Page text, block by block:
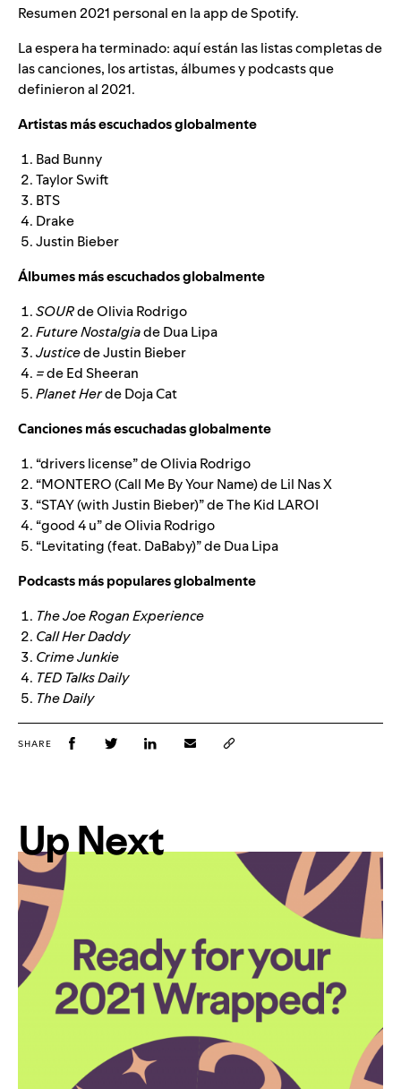
Resumen 2021 personal en la app de Spotify.
La espera ha terminado: aquí están las listas completas de
las canciones, los artistas, álbumes y podcasts que
definieron al 2021.
Artistas más escuchados globalmente
Bad Bunny
Taylor Swift
BTS
Drake
Justin Bieber
Álbumes más escuchados globalmente
SOURdeOlivia Rodrigo
Future NostalgiadeDua Lipa
JusticedeJustin Bieber
=deEd Sheeran
Planet HerdeDoja Cat
Canciones más escuchadas globalmente
“drivers license”deOlivia Rodrigo
“MONTERO (Call Me By Your Name)deLil Nas X
“STAY (with Justin Bieber)”deThe Kid LAROI
“good 4 u”deOlivia Rodrigo
“Levitating (feat. DaBaby)”deDua Lipa
Podcasts más populares globalmente
The Joe Rogan Experience
Call Her Daddy
Crime Junkie
TED Talks Daily
The Daily
SHARE
Up Next